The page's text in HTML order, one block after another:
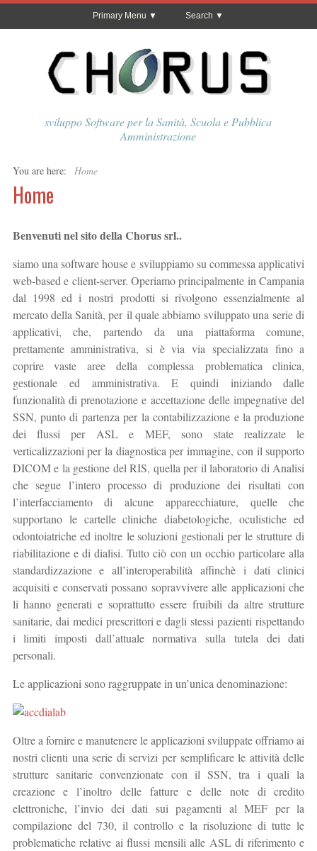
Primary Menu Search
sviluppo Software per la Sanità, Scuola e Pubblica
Amministrazione
You are here: Home
Home
Benvenuti nel sito della Chorus srl..
siamo una software house e sviluppiamo su commessa applicativi
web-based e client-server. Operiamo principalmente in Campania
dal 1998 ed i nostri prodotti si rivolgono essenzialmente al
mercato della Sanità, per il quale abbiamo sviluppato una serie di
applicativi, che, partendo da una piattaforma comune,
prettamente amministrativa, si è via via specializzata fino a
coprire vaste aree della complessa problematica clinica,
gestionale ed amministrativa. E quindi iniziando dalle
funzionalità di prenotazione e accettazione delle impegnative del
SSN, punto di partenza per la contabilizzazione e la produzione
dei flussi per ASL e MEF, sono state realizzate le
verticalizzazioni per la diagnostica per immagine, con il supporto
DICOM e la gestione del RIS, quella per il laboratorio di Analisi
che segue l’intero processo di produzione dei risultati con
l’interfacciamento di alcune apparecchiature, quelle che
supportano le cartelle cliniche diabetologiche, oculistiche ed
odontoiatriche ed inoltre le soluzioni gestionali per le strutture di
riabilitazione e di dialisi. Tutto ciò con un occhio particolare alla
standardizzazione e all’interoperabilità affinchè i dati clinici
acquisiti e conservati possano sopravvivere alle applicazioni che
li hanno generati e soprattutto essere fruibili da altre strutture
sanitarie, dai medici prescrittori e dagli stessi pazienti rispettando
i limiti imposti dall’attuale normativa sulla tutela dei dati
personali.
Le applicazioni sono raggruppate in un’unica denominazione:
Oltre a fornire e manutenere le applicazioni sviluppate offriamo ai
nostri clienti una serie di servizi per semplificare le attività delle
strutture sanitarie convenzionate con il SSN, tra i quali la
creazione e l’inoltro delle fatture e delle note di credito
elettroniche, l’invio dei dati sui pagamenti al MEF per la
compilazione del 730, il controllo e la risoluzione di tutte le
problematiche relative ai flussi mensili alle ASL di riferimento e